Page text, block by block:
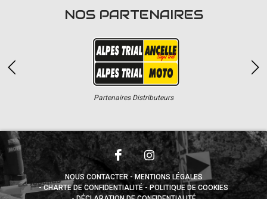
NOS PARTENAIRES
Partenaires Distributeurs
NOUS CONTACTER
MENTIONS LÉGALES
CHARTE DE CONFIDENTIALITÉ
POLITIQUE DE COOKIES